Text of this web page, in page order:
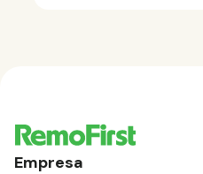
Empresa